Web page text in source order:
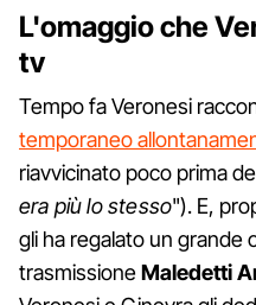
L'omaggio che
tv
Tempo fa Veronesi
temporaneo
riavvicinato poco prima
era più lo stesso"). E,
gli ha regalato un grande
trasmissioneMaledetti